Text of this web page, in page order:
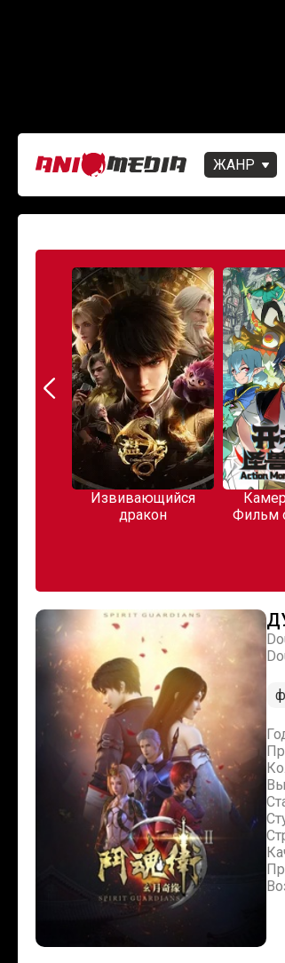
ЖАНР
Извивающийся
Камера, мотор!
Фильм о монстрах